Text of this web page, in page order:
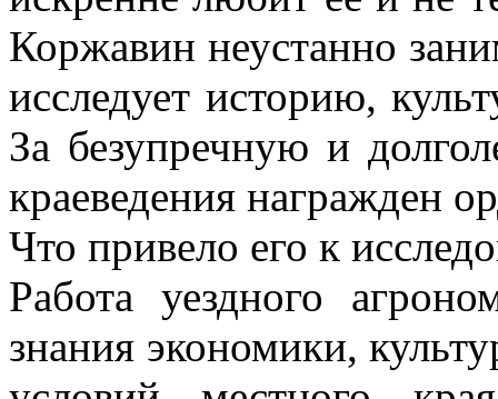
Коржавин неустанно
исследует историю,
За безупречную и
краеведения награжден
Что привело его к
Работа уездного
знания экономики,